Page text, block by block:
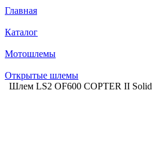
Главная
Каталог
Мотошлемы
Открытые шлемы
Шлем LS2 OF600 COPTER II Solid